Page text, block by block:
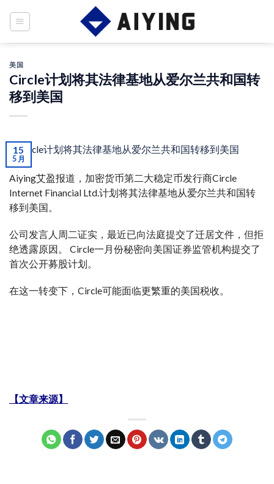
美国
Circle计划将其法律基地从爱尔兰共和国转
移到美国
15
5 月
Aiying艾盈报道，加密货币第二大稳定币发行商Circle
Internet Financial Ltd.计划将其法律基地从爱尔兰共和国转
移到美国。
公司发言人周二证实，最近已向法庭提交了迁居文件，但拒
绝透露原因。 Circle一月份秘密向美国证券监管机构提交了
首次公开募股计划。
在这一转变下，Circle可能面临更繁重的美国税收。
【文章来源】